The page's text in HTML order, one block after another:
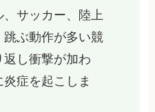
サッカー、陸上
ぶ動作が多い競
し衝撃が加わ
症を起こしま